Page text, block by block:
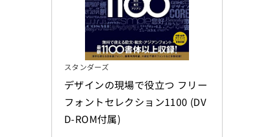
スタンダーズ
デザインの現場で役立つ フリー
フォントセレクション1100 (DV
D-ROM付属)